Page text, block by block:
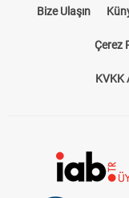
Bize Ulaşın
Çerez
KVKK